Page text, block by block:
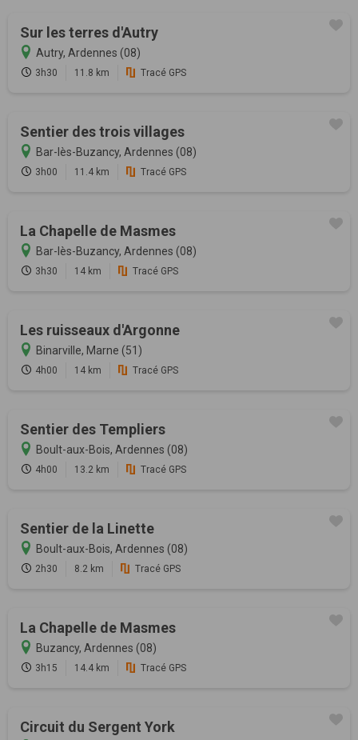
Sur les terres d'Autry
Autry, Ardennes (08)
3h30 11.8 km Tracé GPS
Sentier des trois villages
Bar-lès-Buzancy, Ardennes (08)
3h00 11.4 km Tracé GPS
La Chapelle de Masmes
Bar-lès-Buzancy, Ardennes (08)
3h30 14 km Tracé GPS
Les ruisseaux d'Argonne
Binarville, Marne (51)
4h00 14 km Tracé GPS
Sentier des Templiers
Boult-aux-Bois, Ardennes (08)
4h00 13.2 km Tracé GPS
Sentier de la Linette
Boult-aux-Bois, Ardennes (08)
2h30 8.2 km Tracé GPS
La Chapelle de Masmes
Buzancy, Ardennes (08)
3h15 14.4 km Tracé GPS
Circuit du Sergent York